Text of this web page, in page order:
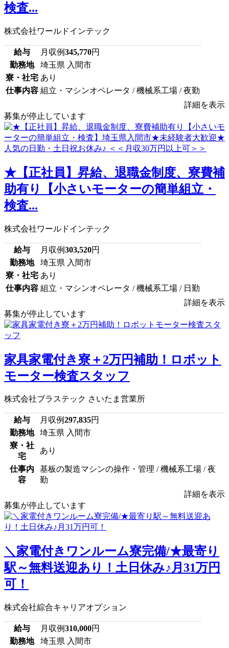
検査...
株式会社ワールドインテック
給与 月収例345,770円
勤務地
埼玉県 入間市
寮・社宅 あり
仕事内容 組立・マシンオペレータ / 機械系工場 / 夜勤
詳細を表示
募集が停止しています
★【正社員】昇給、退職金制度、寮費補
助有り【小さいモーターの簡単組立・
検査...
株式会社ワールドインテック
給与 月収例303,520円
勤務地
埼玉県 入間市
寮・社宅 あり
仕事内容 組立・マシンオペレータ / 機械系工場 / 日勤
詳細を表示
募集が停止しています
家具家電付き寮＋2万円補助！ロボット
モーター検査スタッフ
株式会社ブラステック さいたま営業所
給与 月収例297,835円
勤務地
埼玉県 入間市
寮・社
宅
あり
仕事内
容
基板の製造マシンの操作・管理 / 機械系工場 / 夜
勤
詳細を表示
募集が停止しています
＼家電付きワンルーム寮完備/★最寄り
駅～無料送迎あり！土日休み♪月31万円
可！
株式会社綜合キャリアオプション
給与 月収例310,000円
勤務地
埼玉県 入間市